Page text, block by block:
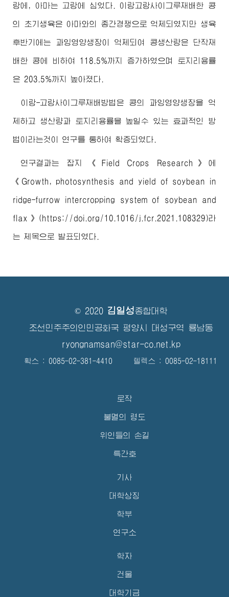
랑에, 아마는 고랑에 심었다. 이랑고랑사이그루재배한 콩
의 초기생육은 아마와의 종간경쟁으로 억제되였지만 생육
후반기에는 과잉영양생장이 억제되여 콩생산량은 단작재
배한 콩에 비하여 118.5%까지 증가하였으며 토지리용률
은 203.5%까지 높아졌다.
이랑-고랑사이그루재배방법은 콩의 과잉영양생장을 억
제하고 생산량과 토지리용률을 높일수 있는 효과적인 방
법이라는것이 연구를 통하여 확증되였다.
연구결과는 잡지 《Field Crops Research》에
《Growth, photosynthesis and yield of soybean in
ridge-furrow intercropping system of soybean and
flax》(https://doi.org/10.1016/j.fcr.2021.108329)라
는 제목으로 발표되였다.
© 2020 김일성종합대학
조선민주주의인민공화국 평양시 대성구역 룡남동
ryongnamsan@star-co.net.kp
확스 : 0085-02-381-4410 텔렉스 : 0085-02-18111
로작
불멸의 령도
위인들의 손길
특간호
기사
대학상징
학부
연구소
학자
건물
대학기금